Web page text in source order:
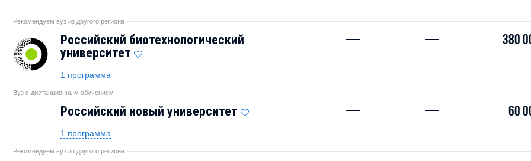
Рекомендуем вуз из другого региона
Российский биотехнологический
университет
— — 380
1 программа
Вуз с дистанционным обучением
Российский новый университет — — 60
1 программа
Рекомендуем вуз из другого региона